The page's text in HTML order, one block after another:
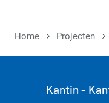
Home Projecten
Kantin -